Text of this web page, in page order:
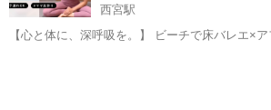
西宮駅
【心と体に、深呼吸を。】 ビーチで床バレエ×アフターヌーンティー